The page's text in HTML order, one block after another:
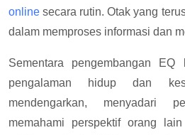
online secara rutin. Otak yang
dalam memproses informasi dan
Sementara pengembangan EQ
pengalaman hidup dan
mendengarkan, menyadari
memahami perspektif orang